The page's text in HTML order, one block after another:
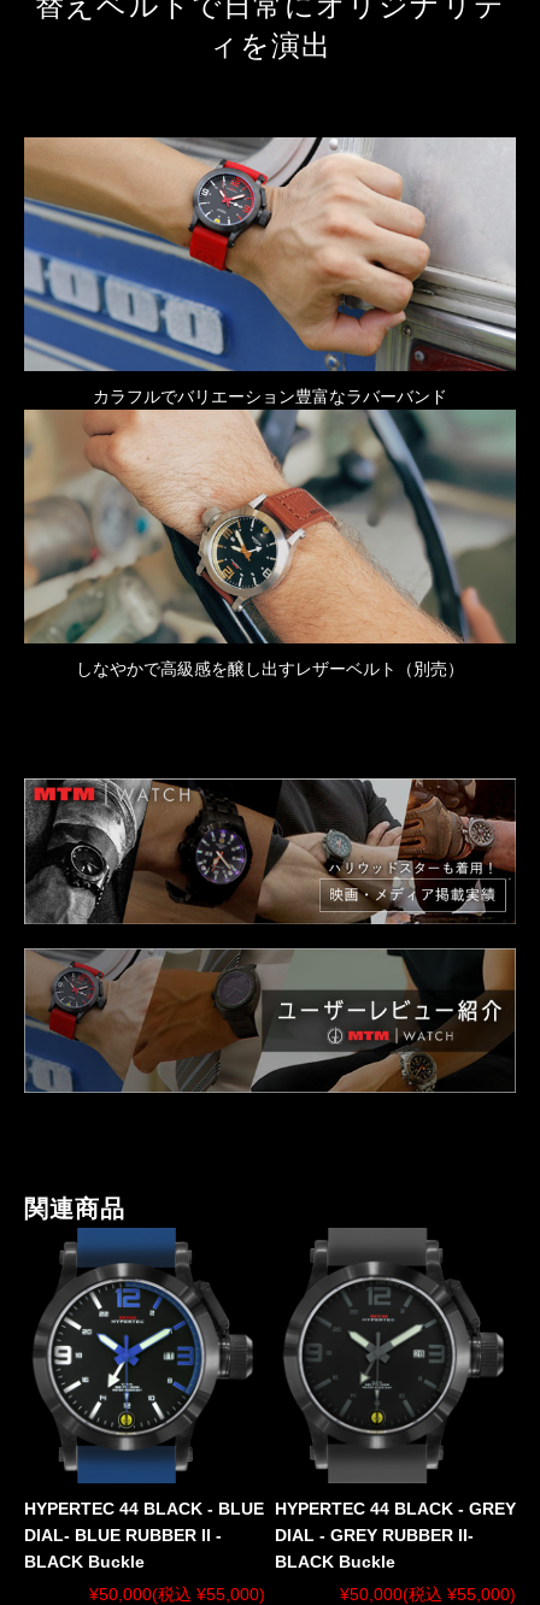
ィを演出
カラフルでバリエーション豊富なラバーバンド
しなやかで高級感を醸し出すレザーベルト（別売）
関連商品
HYPERTEC 44 BLACK - BLUE
DIAL- BLUE RUBBER II -
BLACK Buckle
¥50,000(税込 ¥55,000)
HYPERTEC 44 BLACK - GREY
DIAL - GREY RUBBER II-
BLACK Buckle
¥50,000(税込 ¥55,000)